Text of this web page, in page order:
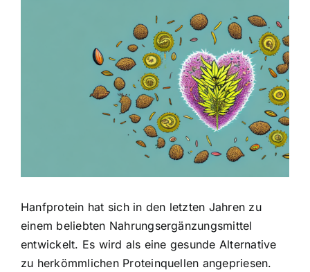
Hanfprotein hat sich in den letzten Jahren zu
einem beliebten Nahrungsergänzungsmittel
entwickelt. Es wird als eine gesunde Alternative
zu herkömmlichen Proteinquellen angepriesen.